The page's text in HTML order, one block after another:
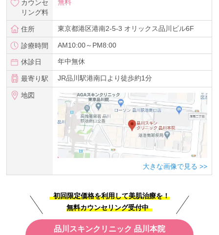
カウンセ
リング料
無料
住所 東京都港区港南2-5-3 オリックス品川ビル6F
診療時間 AM10:00～PM8:00
休診日 年中無休
最寄り駅 JR品川駅港南口より徒歩約1分
地図
大きな画像で見る
初回限定価格を利用して美肌治療を！
無料カウンセリング受付中
品川スキンクリニック 品川本院